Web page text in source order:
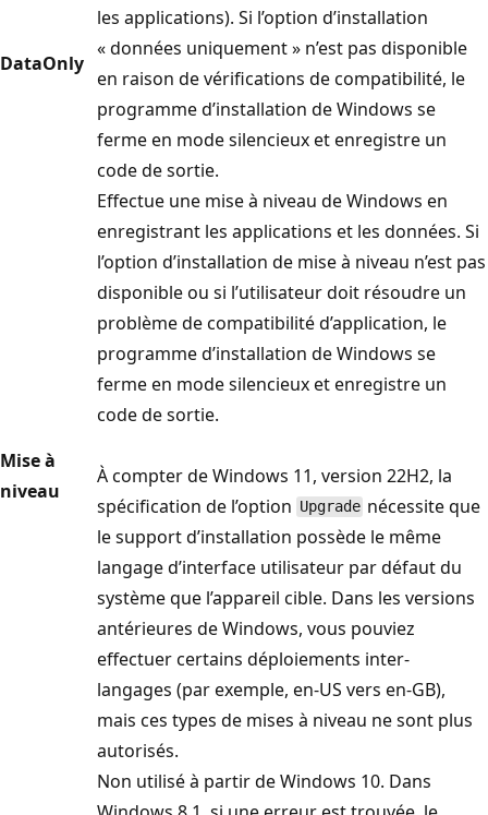
DataOnly
les applications). Si l’option d’installation
« données uniquement » n’est pas disponible
en raison de vérifications de compatibilité, le
programme d’installation de Windows se
ferme en mode silencieux et enregistre un
code de sortie.
Mise à
niveau
Effectue une mise à niveau de Windows en
enregistrant les applications et les données. Si
l’option d’installation de mise à niveau n’est pas
disponible ou si l’utilisateur doit résoudre un
problème de compatibilité d’application, le
programme d’installation de Windows se
ferme en mode silencieux et enregistre un
code de sortie.
À compter de Windows 11, version 22H2, la
spécification de l’option Upgrade nécessite que
le support d’installation possède le même
langage d’interface utilisateur par défaut du
système que l’appareil cible. Dans les versions
antérieures de Windows, vous pouviez
effectuer certains déploiements inter-
langages (par exemple, en-US vers en-GB),
mais ces types de mises à niveau ne sont plus
autorisés.
Non utilisé à partir de Windows 10. Dans